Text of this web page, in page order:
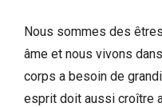
Nous sommes des
âme et nous vivons
corps a besoin de
esprit doit aussi croître